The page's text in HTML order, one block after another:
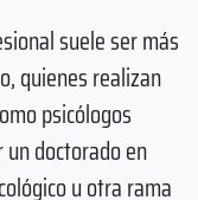
suele ser más
quienes realizan
psicólogos
doctorado en
u otra rama